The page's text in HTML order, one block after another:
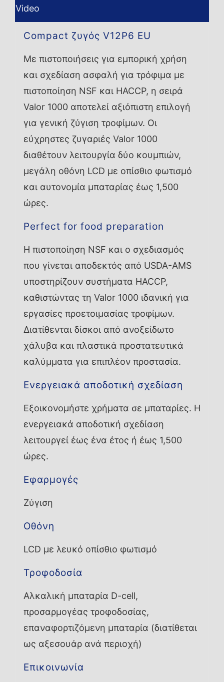
Video
Compact ζυγός V12P6 EU
Με πιστοποιήσεις για εμπορική χρήση
και σχεδίαση ασφαλή για τρόφιμα με
πιστοποίηση NSF και HACCP, η σειρά
Valor 1000 αποτελεί αξιόπιστη επιλογή
για γενική ζύγιση τροφίμων. Οι
εύχρηστες ζυγαριές Valor 1000
διαθέτουν λειτουργία δύο κουμπιών,
μεγάλη οθόνη LCD με οπίσθιο φωτισμό
και αυτονομία μπαταρίας έως 1,500
ώρες.
Perfect for food preparation
Η πιστοποίηση NSF και ο σχεδιασμός
που γίνεται αποδεκτός από USDA-AMS
υποστηρίζουν συστήματα HACCP,
καθιστώντας τη Valor 1000 ιδανική για
εργασίες προετοιμασίας τροφίμων.
Διατίθενται δίσκοι από ανοξείδωτο
χάλυβα και πλαστικά προστατευτικά
καλύμματα για επιπλέον προστασία.
Ενεργειακά αποδοτική σχεδίαση
Εξοικονομήστε χρήματα σε μπαταρίες. Η
ενεργειακά αποδοτική σχεδίαση
λειτουργεί έως ένα έτος ή έως 1,500
ώρες.
Εφαρμογές
Ζύγιση
Οθόνη
LCD με λευκό οπίσθιο φωτισμό
Τροφοδοσία
Αλκαλική μπαταρία D-cell,
προσαρμογέας τροφοδοσίας,
επαναφορτιζόμενη μπαταρία (διατίθεται
ως αξεσουάρ ανά περιοχή)
Επικοινωνία